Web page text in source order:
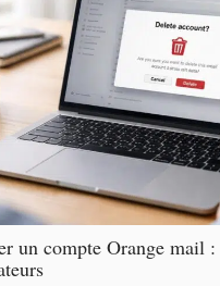
un compte Orange mail